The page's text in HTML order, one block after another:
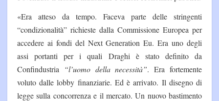
«Era atteso da tempo. Faceva parte delle stringenti
“condizionalità” richieste dalla Commissione Europea per
accedere ai fondi del Next Generation Eu. Era uno degli
assi portanti per i quali Draghi è stato definito da
Confindustria
“l’uomo della necessità”. Era fortemente
voluto dalle lobby finanziarie. Ed è arrivato. Il disegno di
legge sulla concorrenza e il mercato. Un nuovo bastimento